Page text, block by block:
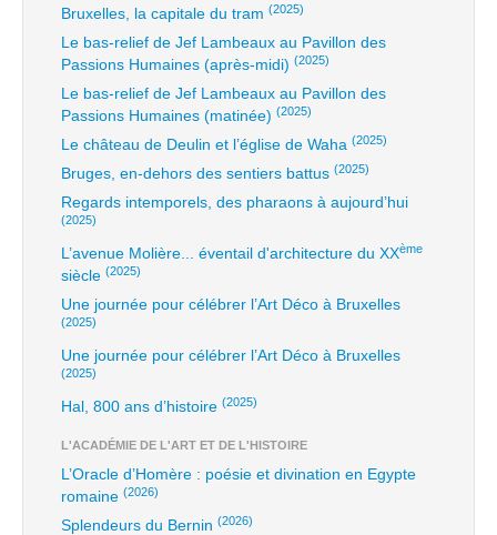
Bruxelles, la capitale du tram (2025)
Le bas-relief de Jef Lambeaux au Pavillon des
Passions Humaines (après-midi) (2025)
Le bas-relief de Jef Lambeaux au Pavillon des
Passions Humaines (matinée) (2025)
Le château de Deulin et l’église de Waha (2025)
Bruges, en-dehors des sentiers battus (2025)
Regards intemporels, des pharaons à aujourd’hui
(2025)
L’avenue Molière... éventail d'architecture du XXème
siècle (2025)
Une journée pour célébrer l’Art Déco à Bruxelles
(2025)
Une journée pour célébrer l’Art Déco à Bruxelles
(2025)
Hal, 800 ans d’histoire (2025)
L'ACADÉMIE DE L'ART ET DE L'HISTOIRE
L’Oracle d’Homère : poésie et divination en Egypte
romaine (2026)
Splendeurs du Bernin (2026)